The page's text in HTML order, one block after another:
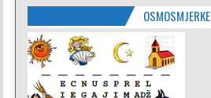
OSMOSMJERKE